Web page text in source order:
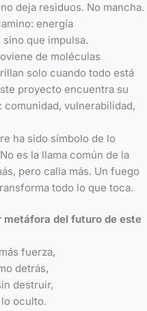
deja residuos. No mancha.
energía
que impulsa.
de moléculas
solo cuando todo está
proyecto encuentra su
vulnerabilidad,
ha sido símbolo de lo
es la llama común de la
pero calla más. Un fuego
todo lo que toca.
metáfora del futuro de este
fuerza,
detrás,
destruir,
oculto.